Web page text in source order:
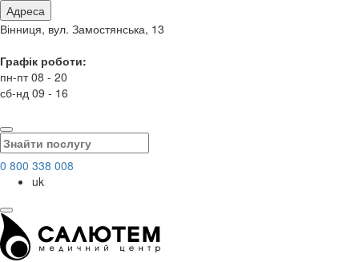
Адреса
Вінниця, вул. Замостянська, 13
Графік роботи:
пн-пт 08 - 20
сб-нд 09 - 16
0 800 338 008
uk